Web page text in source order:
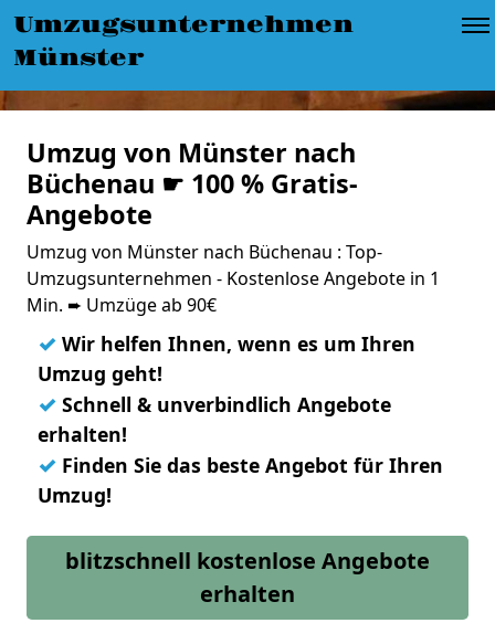
Umzugsunternehmen
Münster
Umzug von Münster nach
Büchenau ☛ 100 % Gratis-
Angebote
Umzug von Münster nach Büchenau : Top-
Umzugsunternehmen - Kostenlose Angebote in 1
Min. ➨ Umzüge ab 90€
✓ Wir helfen Ihnen, wenn es um Ihren
Umzug geht!
✓ Schnell & unverbindlich Angebote
erhalten!
✓ Finden Sie das beste Angebot für Ihren
Umzug!
blitzschnell kostenlose Angebote
erhalten